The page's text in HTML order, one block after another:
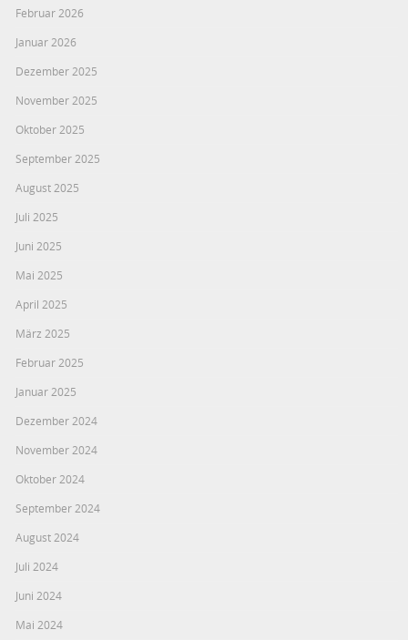
Februar 2026
Januar 2026
Dezember 2025
November 2025
Oktober 2025
September 2025
August 2025
Juli 2025
Juni 2025
Mai 2025
April 2025
März 2025
Februar 2025
Januar 2025
Dezember 2024
November 2024
Oktober 2024
September 2024
August 2024
Juli 2024
Juni 2024
Mai 2024